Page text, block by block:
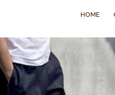
Online Store